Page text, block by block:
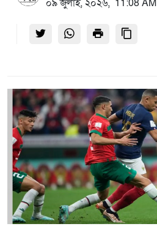
০৯ জুলাই, ২০২৬, 11:08 AM